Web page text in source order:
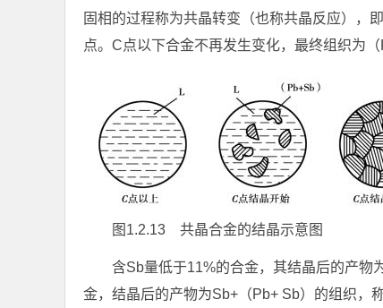
固相的过程称为共晶转变（也称共晶反应）
点。C点以下合金不再发生变化，最终组织为（
图1.2.13 共晶合金的结晶示意图
含Sb量低于11%的合金，其结晶后的产物
金，结晶后的产物为Sb+（Pb+ Sb）的组织，